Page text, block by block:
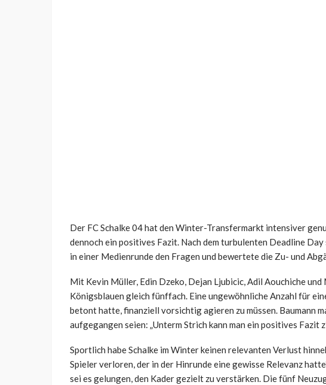
Der FC Schalke 04 hat den Winter-Transfermarkt intensiver
dennoch ein positives Fazit. Nach dem turbulenten Deadline
in einer Medienrunde den Fragen und bewertete die Zu- und
Mit Kevin Müller, Edin Dzeko, Dejan Ljubicic, Adil Aouchiche
Königsblauen gleich fünffach. Eine ungewöhnliche Anzahl für
betont hatte, finanziell vorsichtig agieren zu müssen. Baumann
aufgegangen seien: „Unterm Strich kann man ein positives Fazit
Sportlich habe Schalke im Winter keinen relevanten Verlust
Spieler verloren, der in der Hinrunde eine gewisse Relevanz
sei es gelungen, den Kader gezielt zu verstärken. Die fünf